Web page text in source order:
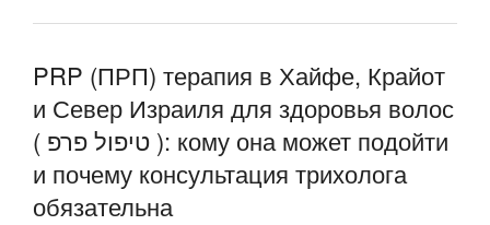
PRP (ПРП) терапия в Хайфе, Крайот
и Север Израиля для здоровья волос
( טיפול פרפ ): кому она может подойти
и почему консультация трихолога
обязательна